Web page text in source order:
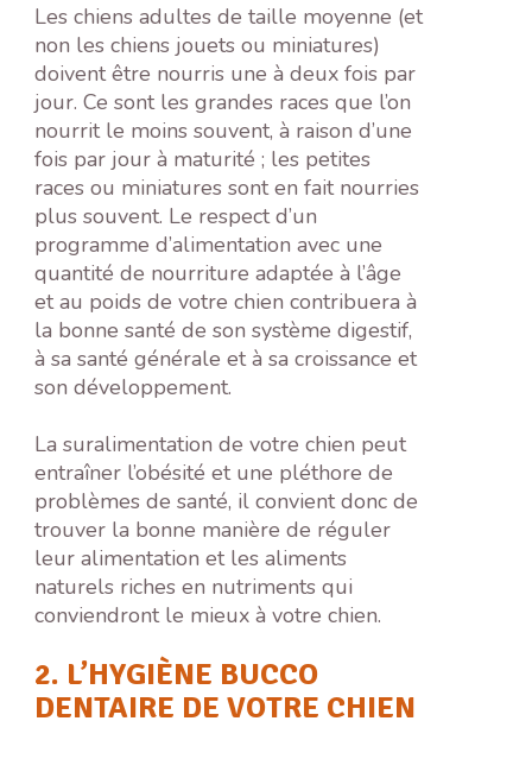
Les chiens adultes de taille moyenne (et
non les chiens jouets ou miniatures)
doivent être nourris une à deux fois par
jour. Ce sont les grandes races que l’on
nourrit le moins souvent, à raison d’une
fois par jour à maturité ; les petites
races ou miniatures sont en fait nourries
plus souvent. Le respect d’un
programme d’alimentation avec une
quantité de nourriture adaptée à l’âge
et au poids de votre chien contribuera à
la bonne santé de son système digestif,
à sa santé générale et à sa croissance et
son développement.
La suralimentation de votre chien peut
entraîner l’obésité et une pléthore de
problèmes de santé, il convient donc de
trouver la bonne manière de réguler
leur alimentation et les aliments
naturels riches en nutriments qui
conviendront le mieux à votre chien.
2. L’HYGIÈNE BUCCO
DENTAIRE DE VOTRE CHIEN